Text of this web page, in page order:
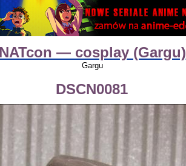
NATcon — cosplay (Gargu)
Gargu
DSCN0081